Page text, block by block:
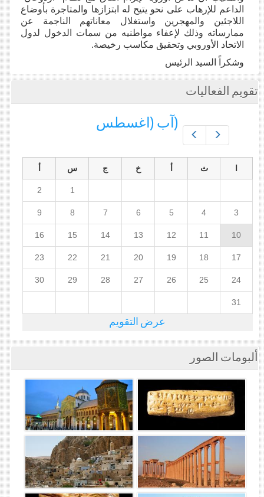
الداعم للإرهاب على نحو يتيح له ابتزازها والمتاجرة بأوضاع
اللاجئين والمهجرين واستغلال معاناتهم الناجمة عن
ممارساته وذلك لإعفاء مواطنيه من سمات الدخول لدول
الاتحاد الأوروبي وتحقيق مكاسب رخيصة.
وشكراً السيد الرئيس
تقويم الفعاليات
(آب (اغسطس
ث خ ج س
1
2
3
4
5
6
7
8
9
10
11
12
13
14
15
16
17
18
19
20
21
22
23
24
25
26
27
28
29
30
31
عرض التقويم
ألبومات الصور